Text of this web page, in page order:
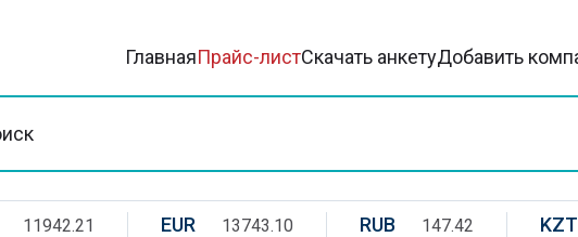
ГлавнаяПрайс-листСкачать анкетуДобавить
11942.21 EUR 13743.10 RUB 147.42 KZT